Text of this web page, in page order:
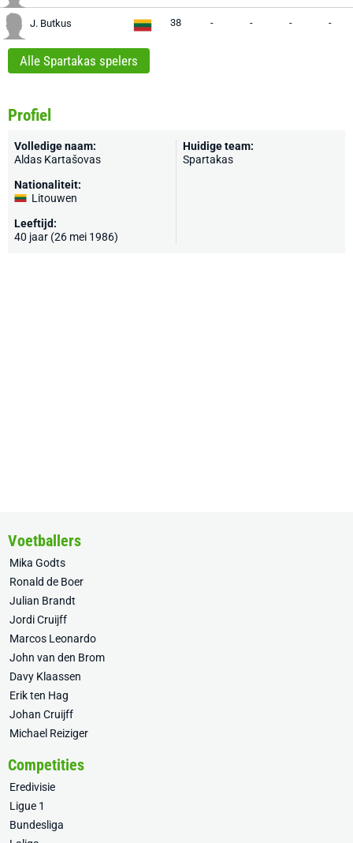
J. Butkus 38 - - - -
Alle Spartakas spelers
Profiel
Volledige naam:
Aldas Kartašovas
Nationaliteit:
Litouwen
Leeftijd:
40 jaar (26 mei 1986)
Huidige team:
Spartakas
Voetballers
Mika Godts
Ronald de Boer
Julian Brandt
Jordi Cruijff
Marcos Leonardo
John van den Brom
Davy Klaassen
Erik ten Hag
Johan Cruijff
Michael Reiziger
Competities
Eredivisie
Ligue 1
Bundesliga